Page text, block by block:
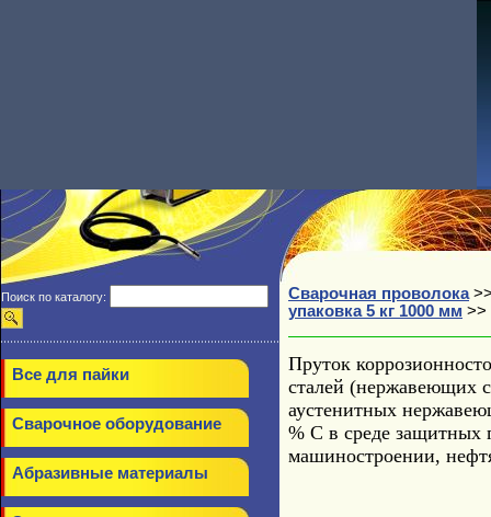
Поиск по каталогу:
Все для пайки
Сварочное оборудование
Абразивные материалы
Сварочная проволока
упаковка 5 кг 1000 мм >>
Пруток
сталей (нержавеющих
аустенитных
% С в среде защитных
машиностроении,